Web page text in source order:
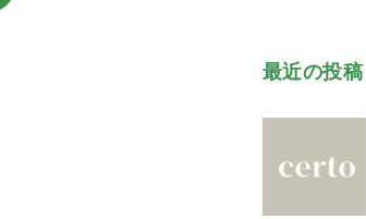
最近の投稿